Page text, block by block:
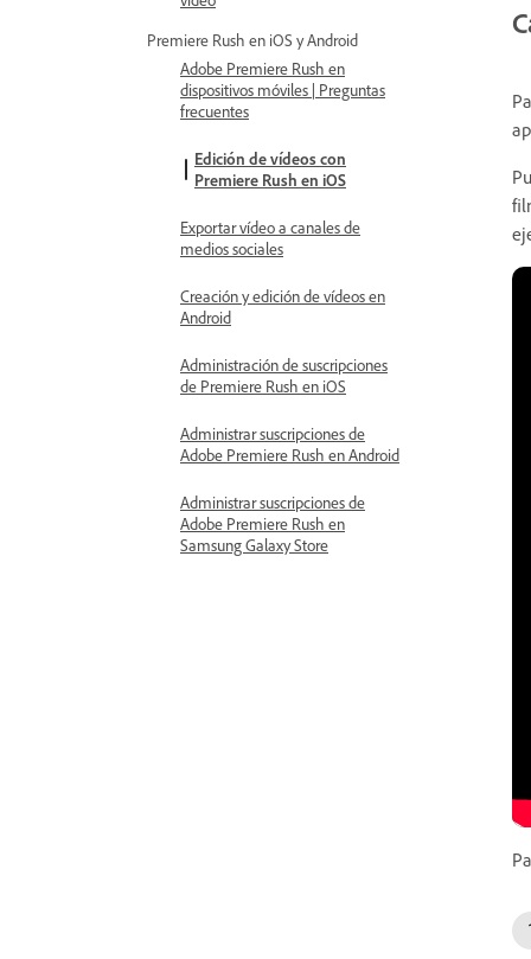
Premiere Rush en iOS y Android
Adobe Premiere Rush en
dispositivos móviles | Preguntas
frecuentes
Edición de vídeos con
Premiere Rush en iOS
Exportar vídeo a canales de
medios sociales
Creación y edición de vídeos en
Android
Administración de suscripciones
de Premiere Rush en iOS
Administrar suscripciones de
Adobe Premiere Rush en Android
Administrar suscripciones de
Adobe Premiere Rush en
Samsung Galaxy Store